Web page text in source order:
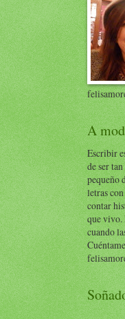
A
Escribir
de ser
pequeño
letras
contar
que vivo.
cuando